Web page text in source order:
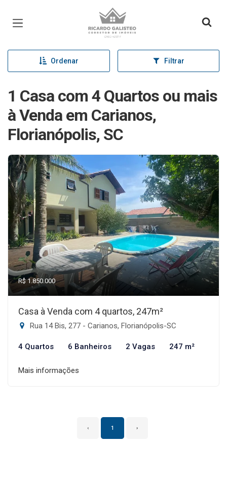
Página inicial
Ordenar Filtrar
1 Casa com 4 Quartos ou mais
à Venda em Carianos,
Florianópolis, SC
R$ 1.850.000
Casa à Venda com 4 quartos, 247m²
Rua 14 Bis, 277 - Carianos, Florianópolis-SC
4 Quartos 6 Banheiros 2 Vagas 247 m²
Mais informações
‹ 1 ›